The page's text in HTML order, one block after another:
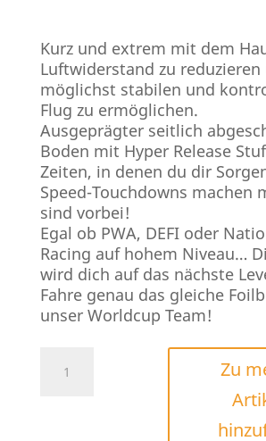
Kurz und extrem mit dem
Luftwiderstand zu reduzieren
möglichst stabilen und
Flug zu ermöglichen.
Ausgeprägter seitlich
Boden mit Hyper Release
Zeiten, in denen du dir
Speed-Touchdowns machen
sind vorbei!
Egal ob PWA, DEFI oder
Racing auf hohem Niveau…
wird dich auf das nächste
Fahre genau das gleiche
unser Worldcup Team!
Zu